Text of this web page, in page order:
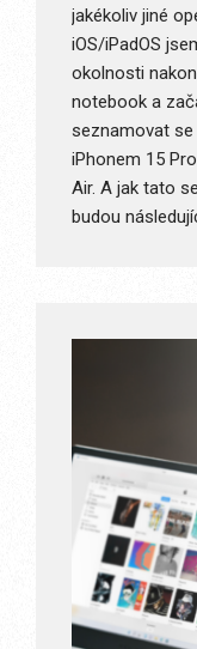
jakékoliv jiné
iOS/iPadOS
okolnosti
notebook a
seznamovat
iPhonem 15
Air. A jak tato
budou